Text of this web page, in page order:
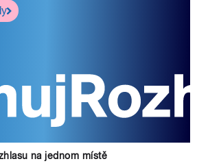
na jednom místě